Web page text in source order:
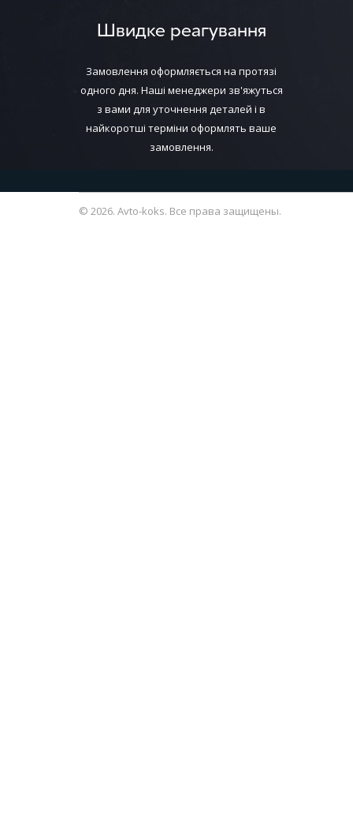
Швидке реагування
Замовлення оформляється на протязі
одного дня. Наші менеджери зв'яжуться
з вами для уточнення деталей і в
найкоротші терміни оформлять ваше
замовлення.
© 2026. Avto-koks. Все права защищены.